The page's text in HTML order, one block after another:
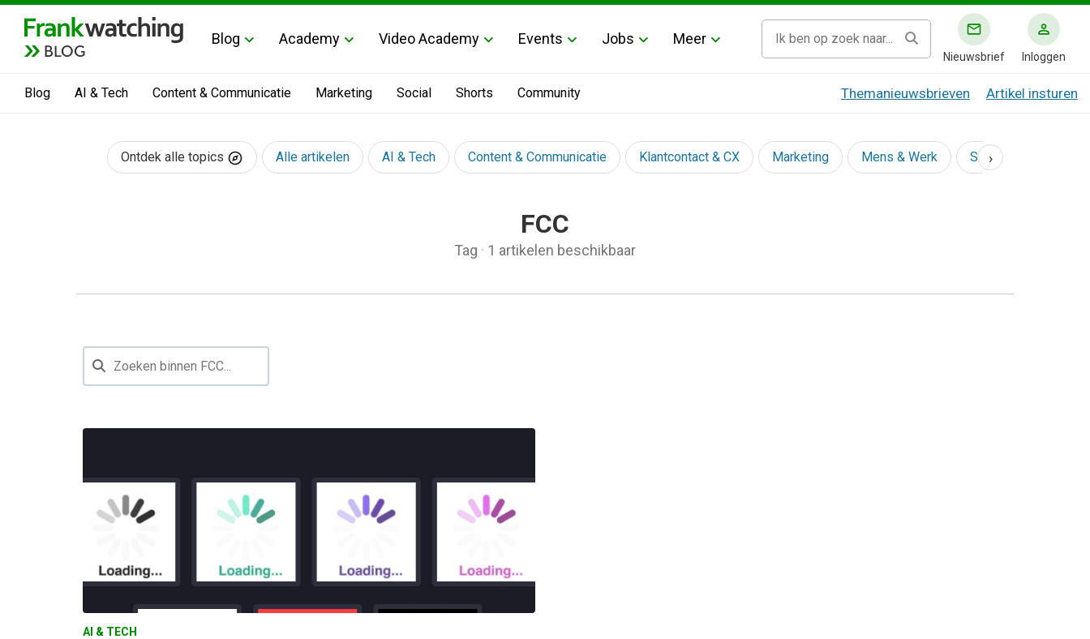
BLOG
Blog Academy Video Academy Events Jobs Meer
Nieuwsbrief Inloggen
Blog AI & Tech Content & Communicatie Marketing Social Shorts Community Themanieuwsbrieven Artikel insturen
Ontdek alle topics Alle artikelen AI & Tech Content & Communicatie Klantcontact & CX Marketing Mens & Werk Social
›
FCC
Tag · 1 artikelen beschikbaar
AI & TECH